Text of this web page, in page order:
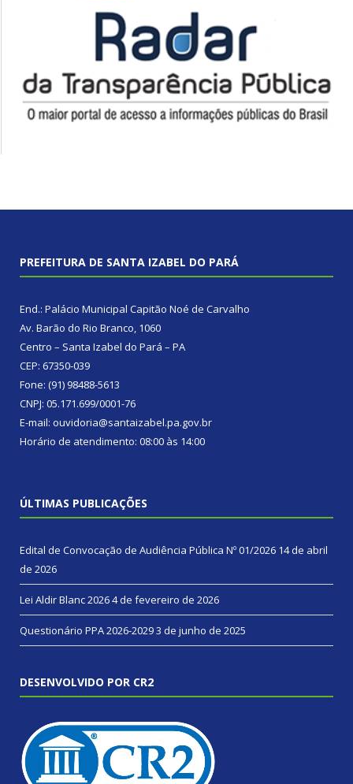
PREFEITURA DE SANTA IZABEL DO PARÁ
End.: Palácio Municipal Capitão Noé de Carvalho
Av. Barão do Rio Branco, 1060
Centro – Santa Izabel do Pará – PA
CEP: 67350-039
Fone: (91) 98488-5613
CNPJ: 05.171.699/0001-76
E-mail: ouvidoria@santaizabel.pa.gov.br
Horário de atendimento: 08:00 às 14:00
ÚLTIMAS PUBLICAÇÕES
Edital de Convocação de Audiência Pública Nº 01/2026 14 de abril
de 2026
Lei Aldir Blanc 20264 de fevereiro de 2026
Questionário PPA 2026-20293 de junho de 2025
DESENVOLVIDO POR CR2